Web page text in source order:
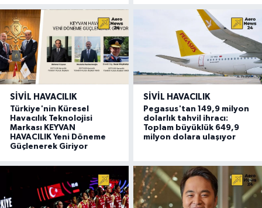
SIVIL HAVACILIK
Türkiye'nin Küresel
Havacılık Teknolojisi
Markası KEYVAN
HAVACILIK Yeni Döneme
Güçlenerek Giriyor
SIVIL HAVACILIK
Pegasus'tan 149,9 milyon
dolarlık tahvil ihracı:
Toplam büyüklük 649,9
milyon dolara ulaşıyor